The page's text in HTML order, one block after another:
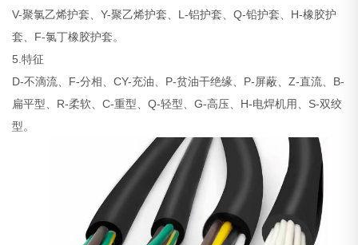
V-聚氯乙烯护套、Y-聚乙烯护套、L-铝护套、Q-铅护套、H-橡胶护
套、F-氯丁橡胶护套。
5.特征
D-不滴流、F-分相、CY-充油、P-贫油干绝缘、P-屏蔽、Z-直流、B-
扁平型、R-柔软、C-重型、Q-轻型、G-高压、H-电焊机用、S-双绞
型。